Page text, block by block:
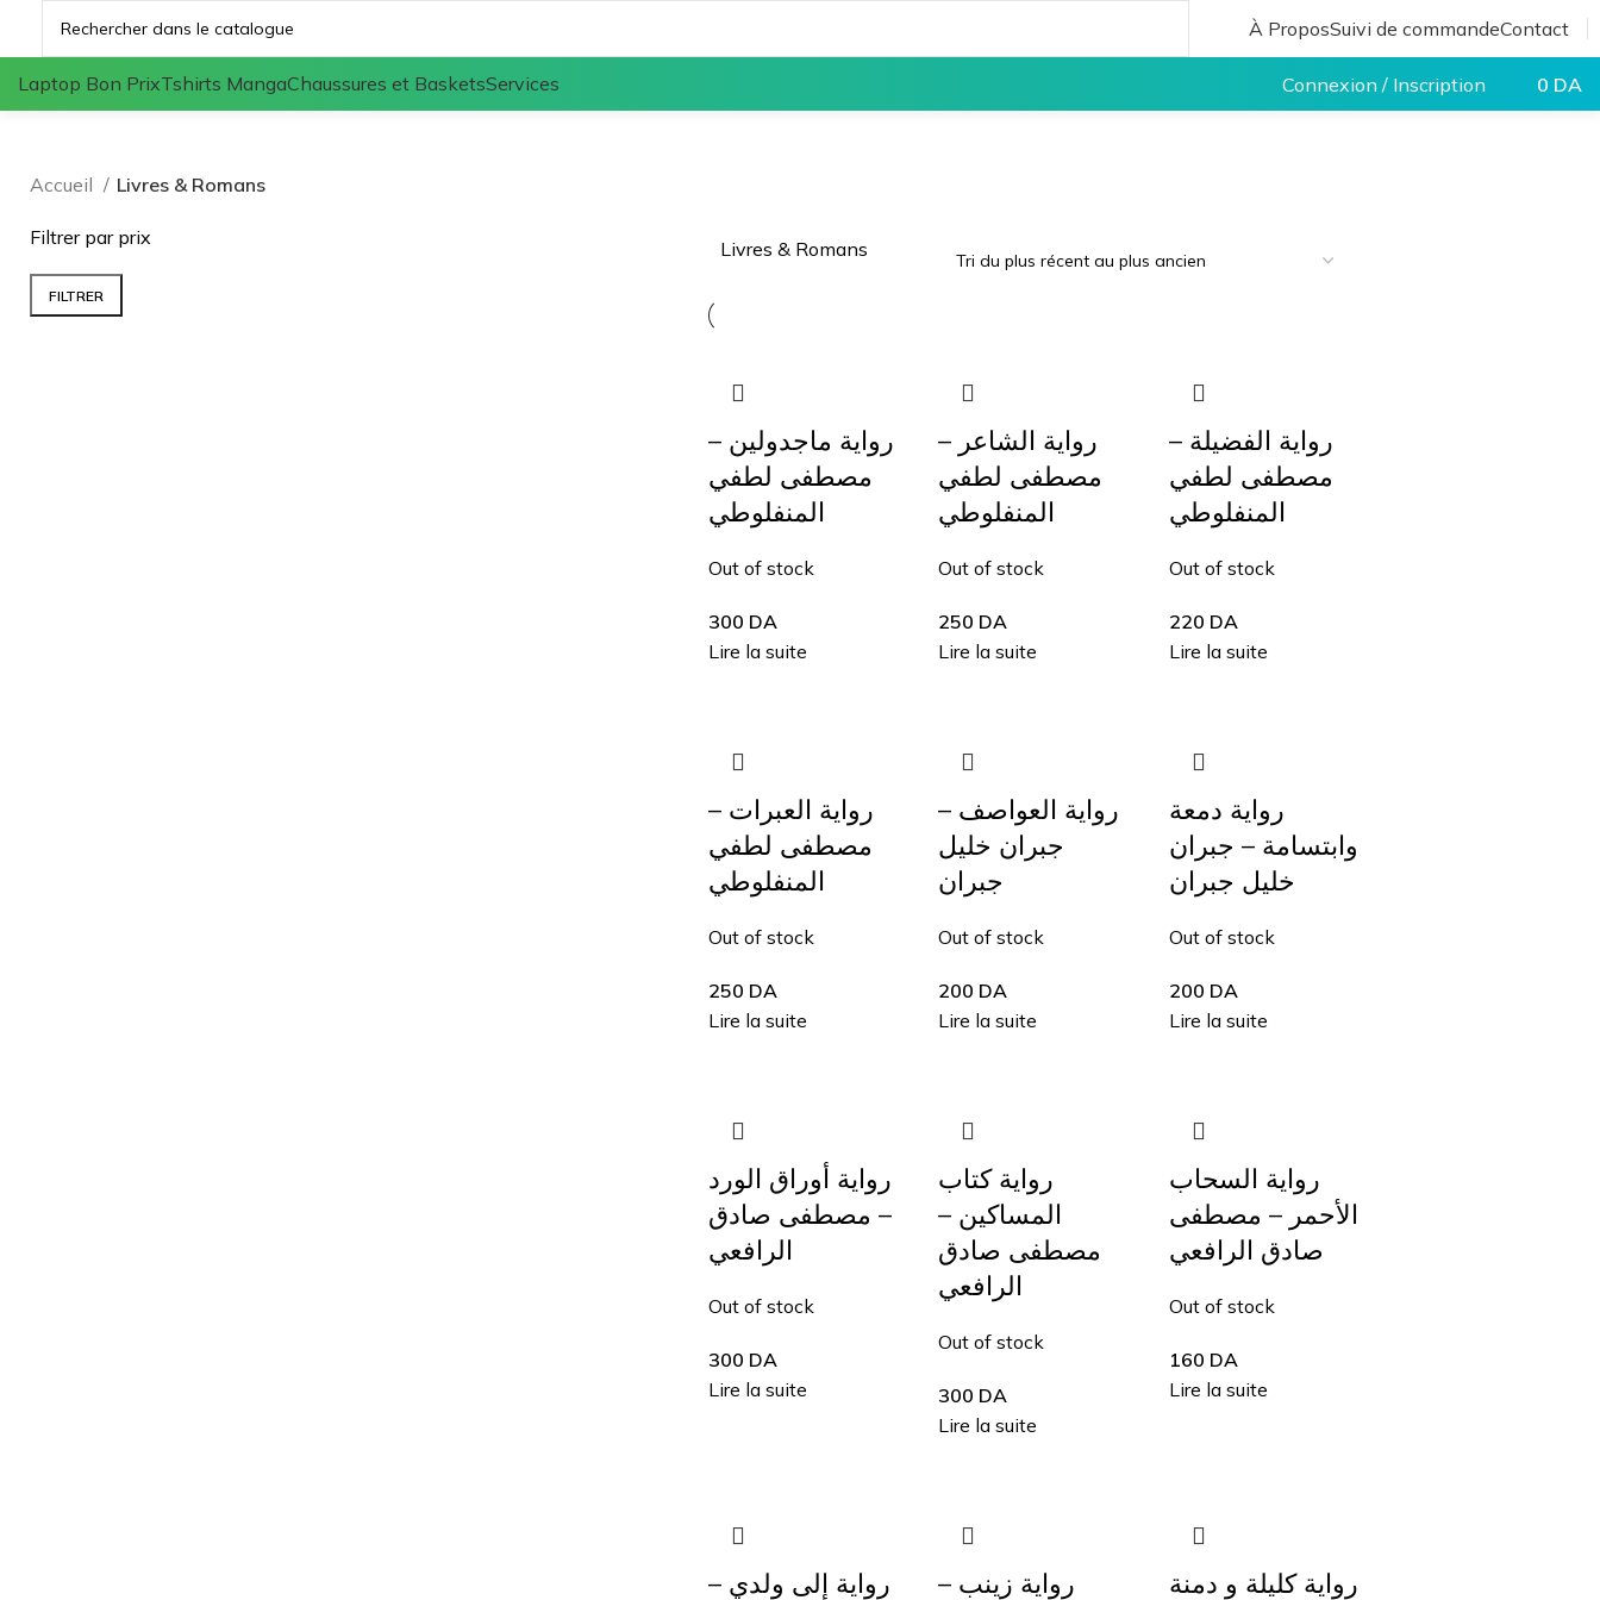
À ProposSuivi de commandeContact
Laptop Bon PrixTshirts MangaChaussures et BasketsServices Connexion / Inscription 0 DA
Accueil Livres & Romans
Filtrer par prix
FILTRER
Livres & Romans
رواية ماجدولين –
مصطفى لطفي
المنفلوطي
Out of stock
300 DA
Lire la suite
رواية الشاعر –
مصطفى لطفي
المنفلوطي
Out of stock
250 DA
Lire la suite
رواية الفضيلة –
مصطفى لطفي
المنفلوطي
Out of stock
220 DA
Lire la suite
رواية العبرات –
مصطفى لطفي
المنفلوطي
Out of stock
250 DA
Lire la suite
رواية العواصف –
جبران خليل
جبران
Out of stock
200 DA
Lire la suite
رواية دمعة
وابتسامة – جبران
خليل جبران
Out of stock
200 DA
Lire la suite
رواية أوراق الورد
– مصطفى صادق
الرافعي
Out of stock
300 DA
Lire la suite
رواية كتاب
المساكين –
مصطفى صادق
الرافعي
Out of stock
300 DA
Lire la suite
رواية السحاب
الأحمر – مصطفى
صادق الرافعي
Out of stock
160 DA
Lire la suite
رواية إلى ولدي – رواية زينب – رواية كليلة و دمنة